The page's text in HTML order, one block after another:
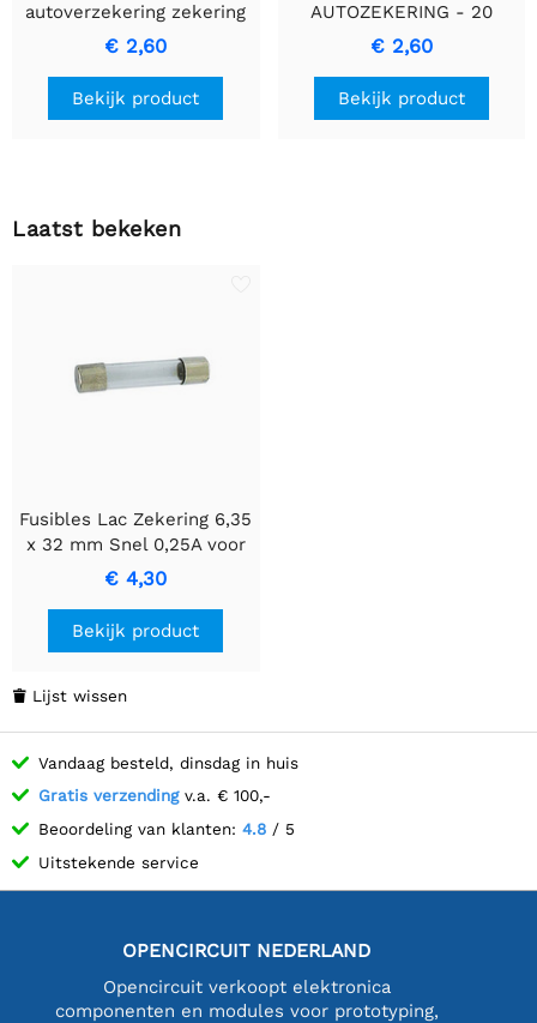
autoverzekering zekering
€ 2,60
Bekijk product
AUTOZEKERING - 20
Ampé Autozekering voor
bedrading beveiliging
€ 2,60
Bekijk product
Laatst bekeken
Fusibles Lac Zekering 6,35
x 32 mm Snel 0,25A voor
betrouwbare
overstroombeveiliging.
€ 4,30
Bekijk product
 Lijst wissen
Vandaag besteld, dinsdag in huis
Gratis verzendingv.a. € 100,-
Beoordeling van klanten: 4.8 / 5
Uitstekende service
OPENCIRCUIT NEDERLAND
Opencircuit verkoopt elektronica
componenten en modules voor prototyping,